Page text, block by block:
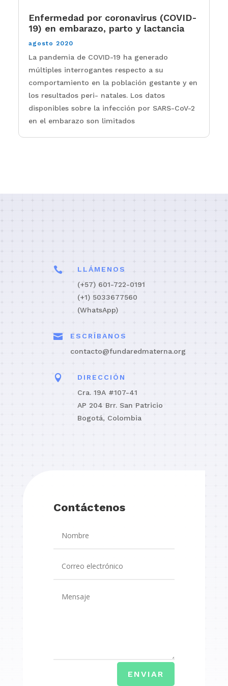
Enfermedad por coronavirus (COVID-
19) en embarazo, parto y lactancia
agosto 2020
La pandemia de COVID-19 ha generado
múltiples interrogantes respecto a su
comportamiento en la población gestante y en
los resultados peri- natales. Los datos
disponibles sobre la infección por SARS-CoV-2
en el embarazo son limitados

LLÁMENOS
(+57) 601-722-0191
(+1) 5033677560
(WhatsApp)

ESCRÍBANOS
contacto@fundaredmaterna.org

DIRECCIÓN
Cra. 19A #107-41
AP 204 Brr. San Patricio
Bogotá, Colombia
Contáctenos
ENVIAR